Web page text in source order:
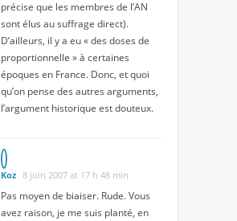
précise que les membres de l’AN
sont élus au suffrage direct).
D’ailleurs, il y a eu « des doses de
proportionnelle » à certaines
époques en France. Donc, et quoi
qu’on pense des autres arguments,
l’argument historique est douteux.
Koz 8 juin 2007 at 17 h 48 min
Pas moyen de biaiser. Rude. Vous
avez raison, je me suis planté, en